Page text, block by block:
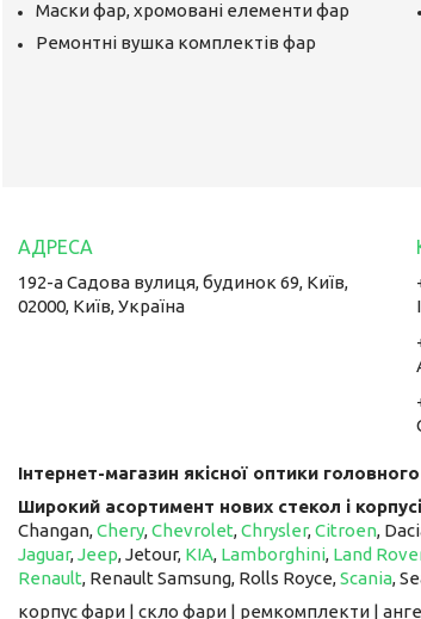
Маски фар, хромовані елементи фар
Ремонтні вушка комплектів фар
192-а Садова вулиця, будинок 69, Київ,
02000, Київ, Україна
Інтернет-магазин якісної оптики
Широкий асортимент нових стекол і
Changan,Chery,Chevrolet,Chrysler,Citroen,
Jaguar,Jeep, Jetour, ​​​​​​​ KIA, Lamborghini, Land
Renault, Renault Samsung, Rolls Royce,Scania,
корпус фари | скло фари | ремкомплекти |